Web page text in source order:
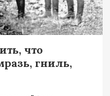
что
гниль,